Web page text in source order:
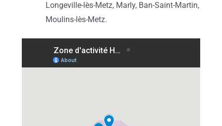
Longeville-lès-Metz, Marly, Ban-Saint-Martin,
Moulins-lès-Metz.